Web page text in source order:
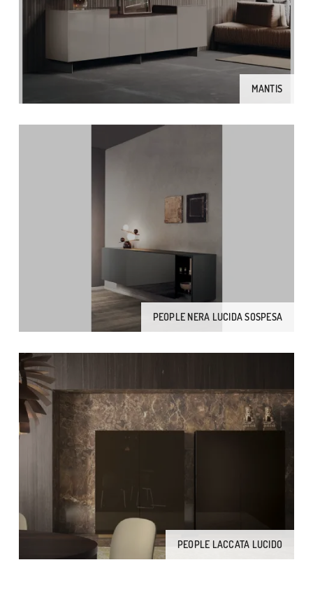
MANTIS
PEOPLE NERA LUCIDA SOSPESA
PEOPLE LACCATA LUCIDO